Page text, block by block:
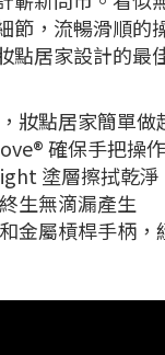
節，流暢滑順的
點居家設計的最
妝點居家簡單做
確保手把操
塗層擦拭乾
生無滴漏產生
金屬槓桿手柄，